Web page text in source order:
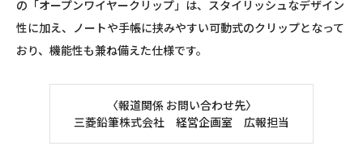
の「オープンワイヤークリップ」は、スタイリッシュなデザイン
性に加え、ノートや手帳に挟みやすい可動式のクリップとなって
おり、機能性も兼ね備えた仕様です。
〈報道関係 お問い合わせ先〉
三菱鉛筆株式会社 経営企画室 広報担当